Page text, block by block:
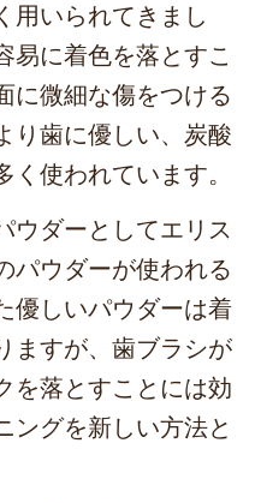
用いられてきまし
易に着色を落とすこ
に微細な傷をつける
り歯に優しい、炭酸
使われています。
ウダーとしてエリス
パウダーが使われる
優しいパウダーは着
ますが、歯ブラシが
を落とすことには効
ングを新しい方法と